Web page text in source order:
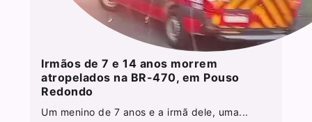
Irmãos de 7 e 14 anos morrem
atropelados na BR-470, em Pouso
Redondo
Um menino de 7 anos e a irmã dele, uma...